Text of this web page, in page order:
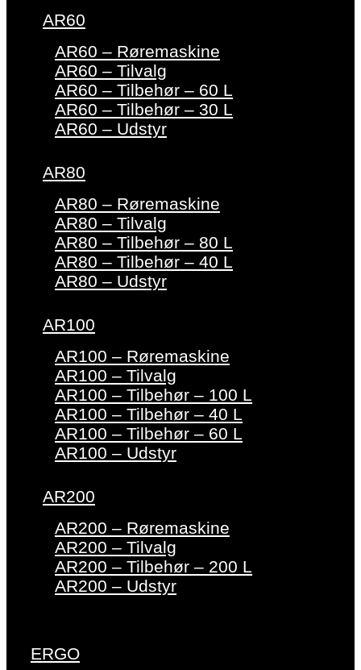
AR60
AR60 – Røremaskine
AR60 – Tilvalg
AR60 – Tilbehør – 60 L
AR60 – Tilbehør – 30 L
AR60 – Udstyr
AR80
AR80 – Røremaskine
AR80 – Tilvalg
AR80 – Tilbehør – 80 L
AR80 – Tilbehør – 40 L
AR80 – Udstyr
AR100
AR100 – Røremaskine
AR100 – Tilvalg
AR100 – Tilbehør – 100 L
AR100 – Tilbehør – 40 L
AR100 – Tilbehør – 60 L
AR100 – Udstyr
AR200
AR200 – Røremaskine
AR200 – Tilvalg
AR200 – Tilbehør – 200 L
AR200 – Udstyr
ERGO